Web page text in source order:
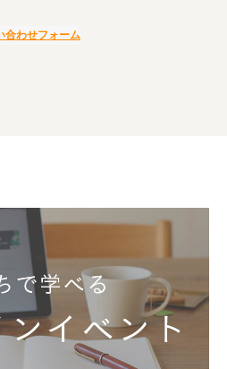
合わせフォーム